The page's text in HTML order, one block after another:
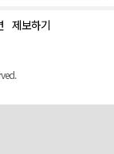
제보하기